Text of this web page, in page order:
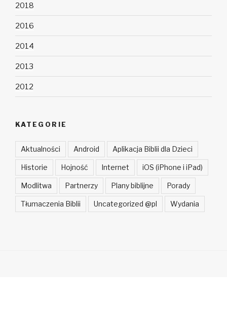
2018
2016
2014
2013
2012
KATEGORIE
Aktualności Android Aplikacja Biblii dla Dzieci
Historie Hojność Internet iOS (iPhone i iPad)
Modlitwa Partnerzy Plany biblijne Porady
Tłumaczenia Biblii Uncategorized @pl Wydania